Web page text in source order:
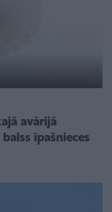
avārijā
īpašnieces